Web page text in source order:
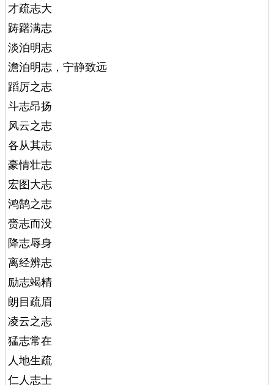
才疏志大
踌躇满志
淡泊明志
澹泊明志，宁静致远
蹈厉之志
斗志昂扬
风云之志
各从其志
豪情壮志
宏图大志
鸿鹄之志
赍志而没
降志辱身
离经辨志
励志竭精
朗目疏眉
凌云之志
猛志常在
人地生疏
仁人志士